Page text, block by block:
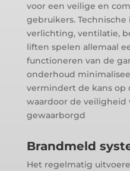
voor een veilige en
gebruikers. Technische
verlichting, ventilatie,
liften spelen allemaal
functioneren van de
onderhoud
vermindert de kans op
waardoor de
gewaarborgd
Brandmeld
Het regelmatig